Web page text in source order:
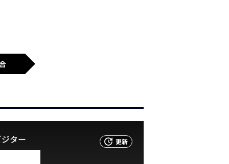
更新
ジター